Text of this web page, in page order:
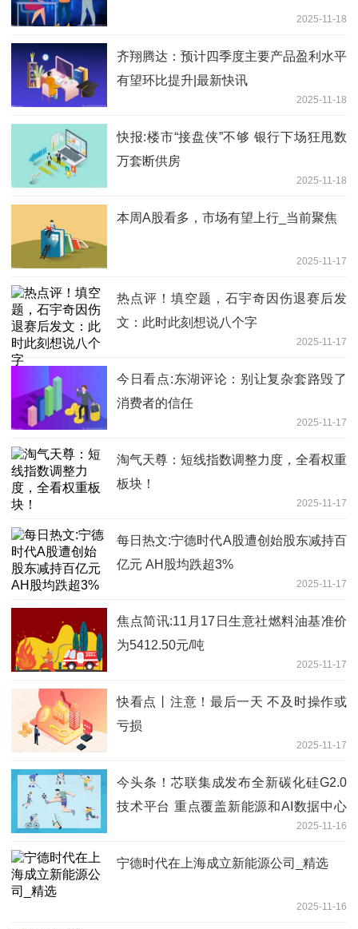
2025-11-18
齐翔腾达：预计四季度主要产品盈利水平
有望环比提升|最新快讯
2025-11-18
快报:楼市“接盘侠”不够 银行下场狂甩数
万套断供房
2025-11-18
本周A股看多，市场有望上行_当前聚焦
2025-11-17
热点评！填空题，石宇奇因伤退赛后发
文：此时此刻想说八个字
2025-11-17
今日看点:东湖评论：别让复杂套路毁了
消费者的信任
2025-11-17
淘气天尊：短线指数调整力度，全看权重
板块！
2025-11-17
每日热文:宁德时代A股遭创始股东减持百
亿元 AH股均跌超3%
2025-11-17
焦点简讯:11月17日生意社燃料油基准价
为5412.50元/吨
2025-11-17
快看点丨注意！最后一天 不及时操作或
亏损
2025-11-17
今头条！芯联集成发布全新碳化硅G2.0
技术平台 重点覆盖新能源和AI数据中心
2025-11-16
宁德时代在上海成立新能源公司_精选
2025-11-16